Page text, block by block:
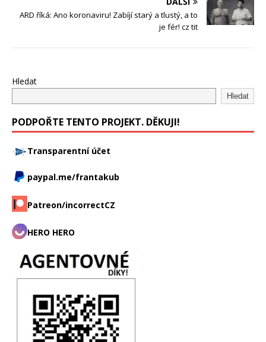
ARD říká: Ano koronaviru! Zabíjí starý a tlustý, a to
je fér! cz tit
Hledat
Hledat
PODPOŘTE TENTO PROJEKT. DĚKUJI!
Transparentní účet
paypal.me/frantakub
Patreon/incorrectCZ
HERO HERO